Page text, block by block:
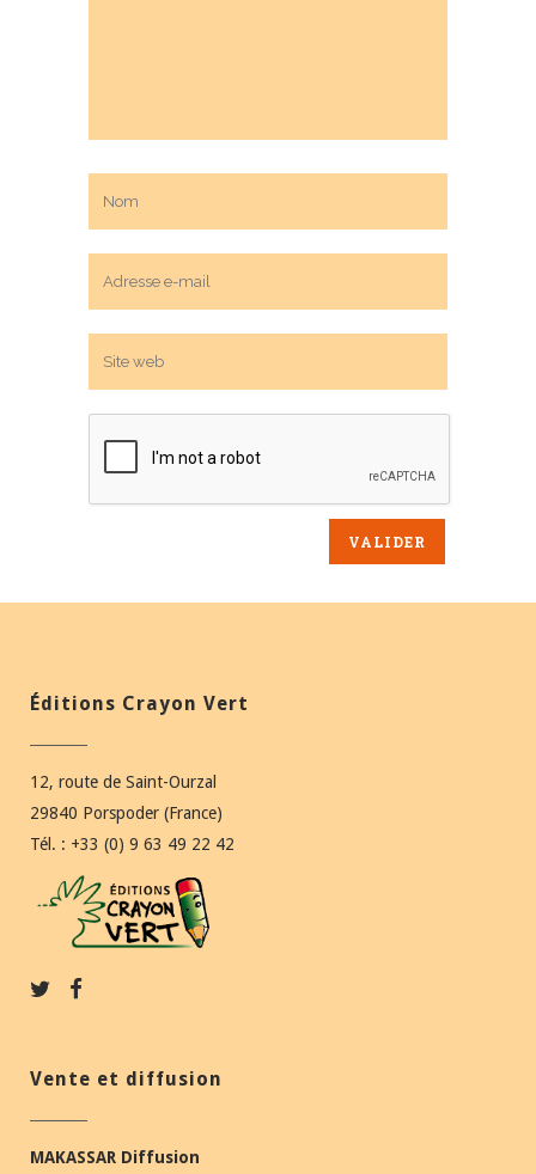
Éditions Crayon Vert
12, route de Saint-Ourzal
29840 Porspoder (France)
Tél. : +33 (0) 9 63 49 22 42
Vente et diffusion
MAKASSAR Diffusion